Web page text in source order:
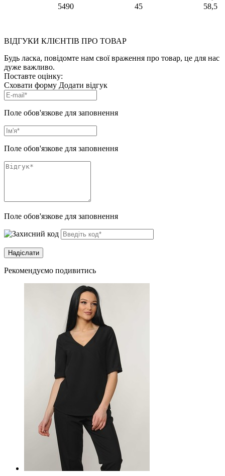
5490 45 58,5
ВІДГУКИ КЛІЄНТІВ ПРО ТОВАР
Будь ласка, повідомте нам свої враження про товар, це для нас
дуже важливо.
Поставте оцінку:
Сховати форму Додати відгук
Поле обов'язкове для заповнення
Поле обов'язкове для заповнення
Поле обов'язкове для заповнення
Рекомендуємо подивитись